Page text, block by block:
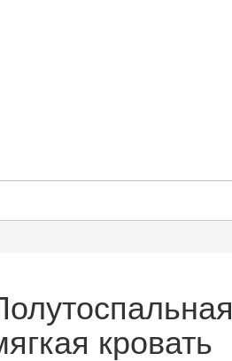
кровать